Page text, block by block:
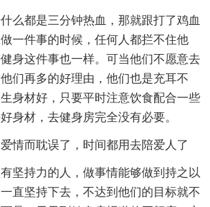
么都是三分钟热血，那就跟打了鸡血
一件事的时候，任何人都拦不住他
身这件事也一样。可当他们不愿意去
们再多的好理由，他们也是充耳不
身材好，只要平时注意饮食配合一些
身材，去健身房完全没有必要。
情而耽误了，时间都用去陪爱人了
坚持力的人，做事情能够做到持之以
直坚持下去，不达到他们的目标就不